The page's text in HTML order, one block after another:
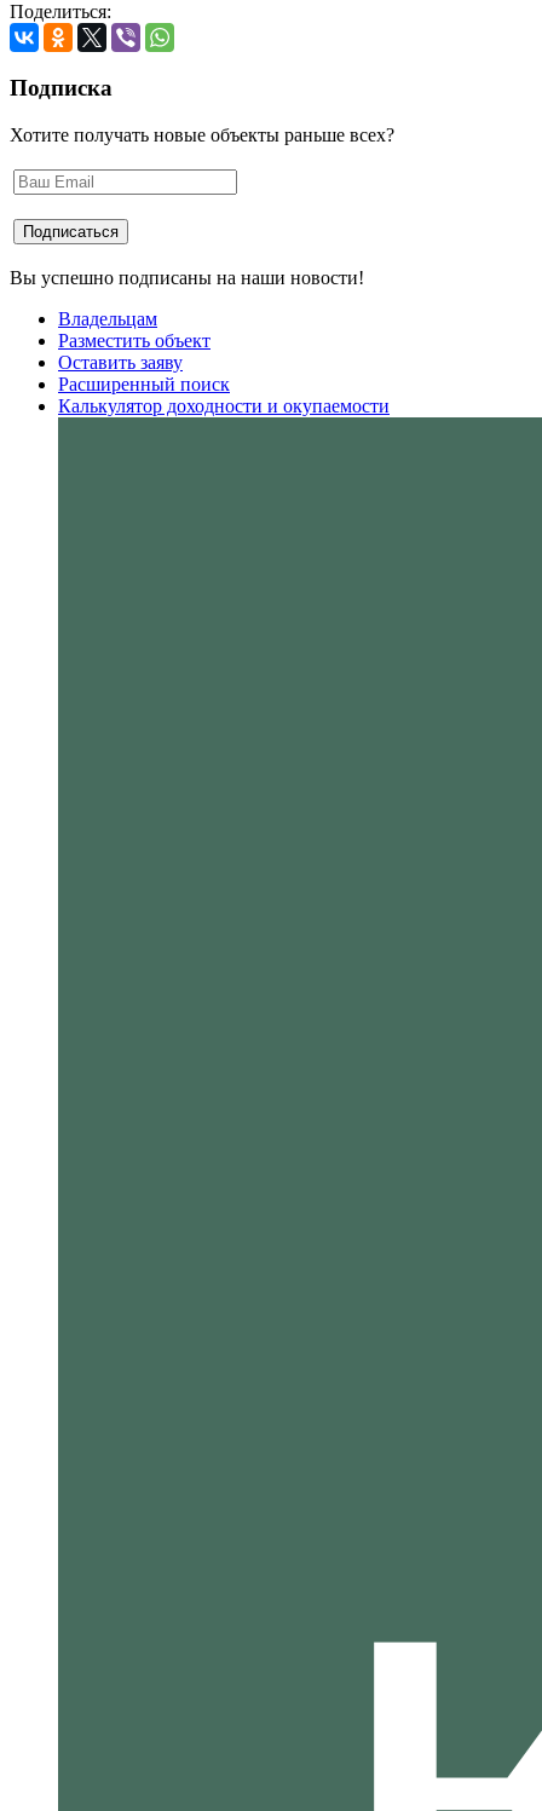
Поделиться:
Подписка
Хотите получать новые объекты раньше всех?
Вы успешно подписаны на наши новости!
Владельцам
Разместить объект
Оставить заяву
Расширенный поиск
Калькулятор доходности и окупаемости